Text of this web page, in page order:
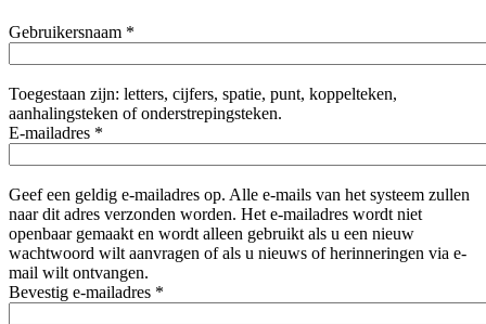
Gebruikersnaam *
Toegestaan zijn: letters, cijfers, spatie, punt, koppelteken,
aanhalingsteken of onderstrepingsteken.
E-mailadres *
Geef een geldig e-mailadres op. Alle e-mails van het systeem zullen
naar dit adres verzonden worden. Het e-mailadres wordt niet
openbaar gemaakt en wordt alleen gebruikt als u een nieuw
wachtwoord wilt aanvragen of als u nieuws of herinneringen via e-
mail wilt ontvangen.
Bevestig e-mailadres *